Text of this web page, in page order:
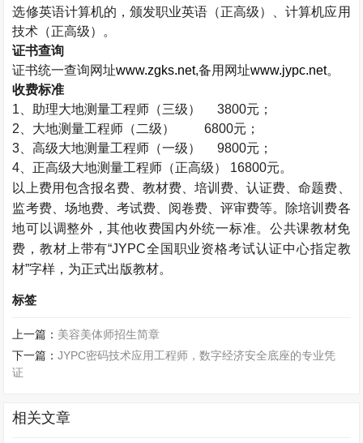
选修英语计算机的，颁发职业英语（正高级）、计算机应用
技术（正高级）。
证书查询
证书统一查询网址www.zgks.net,备用网址www.jypc.net。
收费标准
1 、助理大地测量工程师（三级） 3800元；
2 、大地测量工程师（二级） 6800元；
3 、高级大地测量工程师（一级） 9800元；
4 、正高级大地测量工程师（正高级） 16800元。
以上费用包含报名费、教材费、培训费、认证费、命题费、
监考费、场地费、考试费、阅卷费、评审费等。除培训费各
地可以调整外，其他收费国内外统一标准。公共课教材免
费，教材上带有“JYPC全国职业资格考试认证中心指定教
材”字样，为正式出版教材。
标签
上一篇： 美容美体师招生简章
下一篇：JYPC密码技术应用工程师，数字经济安全底座的专业凭
证
相关文章